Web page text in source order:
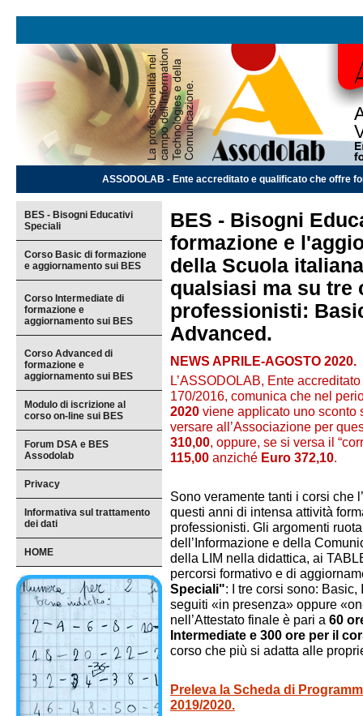
ASSODOLAB - Ente accreditato e qualificato che offre
BES - Bisogni Educativi
Speciali
Corso Basic di formazione
e aggiornamento sui BES
Corso Intermediate di
formazione e
aggiornamento sui BES
Corso Advanced di
formazione e
aggiornamento sui BES
Modulo di iscrizione al
corso on-line sui BES
Forum DSA e BES
Assodolab
Privacy
Informativa sul trattamento
dei dati
HOME
BES - Bisogni
formazione e
della Scuola
qualsiasi ma su tre
professionisti:
Advanced.
NEWS APRILE-AGOSTO 2020.
L’ASSODOLAB, Ente
170/2016, comunica che nel
2020 viene applicato uno sconto
versare all’Associazione per
310,00, oppure, se si versa il
115,00 anziché Euro 372,10.
Sono veramente tanti i corsi che
questi anni di intensa attività
professionisti. Gli argomenti
dell’Informazione e della
della LIM nella didattica, ai
percorsi formativo e di
Speciali": I tre corsi sono:
seguiti «in presenza» oppure
nell’Attestato finale è pari a 60
Intermediate e 300 ore per il
corso che più si adatta alle
Preleva la Scheda di
2019/2020.